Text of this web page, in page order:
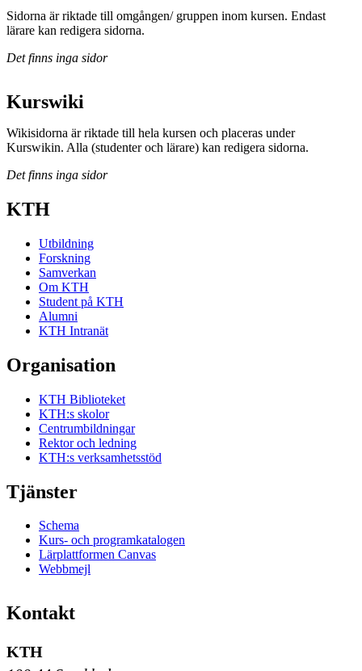
Sidorna är riktade till omgången/ gruppen inom kursen. Endast
lärare kan redigera sidorna.
Det finns inga sidor
Kurswiki
Wikisidorna är riktade till hela kursen och placeras under
Kurswikin. Alla (studenter och lärare) kan redigera sidorna.
Det finns inga sidor
KTH
Utbildning
Forskning
Samverkan
Om KTH
Student på KTH
Alumni
KTH Intranät
Organisation
KTH Biblioteket
KTH:s skolor
Centrumbildningar
Rektor och ledning
KTH:s verksamhetsstöd
Tjänster
Schema
Kurs- och programkatalogen
Lärplattformen Canvas
Webbmejl
Kontakt
KTH